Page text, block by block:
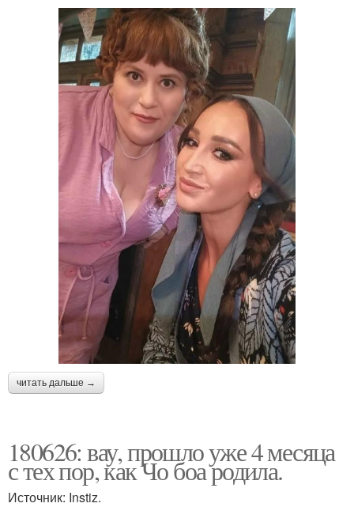
читать дальше →
180626: вау, прошло уже 4 месяца
с тех пор, как Чо боа родила.
Источник: Instiz.